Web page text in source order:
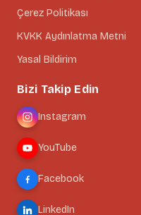
Çerez Politikası
KVKK Aydınlatma Metni
Yasal Bildirim
Bizi Takip Edin
Instagram
YouTube
Facebook
LinkedIn